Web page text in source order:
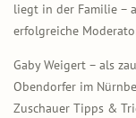
liegt in der Familie –
erfolgreiche
Gaby Weigert – als
Obendorfer im
Zuschauer Tipps &